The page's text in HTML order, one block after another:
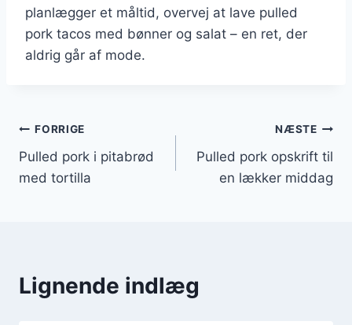
planlægger et måltid, overvej at lave pulled
pork tacos med bønner og salat – en ret, der
aldrig går af mode.
Indlægsnavigation
FORRIGE
Pulled pork i pitabrød
med tortilla
NÆSTE
Pulled pork opskrift til
en lækker middag
Lignende indlæg